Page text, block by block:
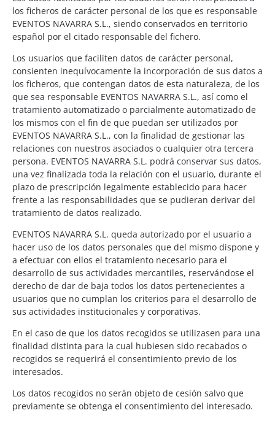
los ficheros de carácter personal de los que es responsable
EVENTOS NAVARRA S.L., siendo conservados en territorio
español por el citado responsable del fichero.
Los usuarios que faciliten datos de carácter personal,
consienten inequívocamente la incorporación de sus datos a
los ficheros, que contengan datos de esta naturaleza, de los
que sea responsable EVENTOS NAVARRA S.L., así como el
tratamiento automatizado o parcialmente automatizado de
los mismos con el fin de que puedan ser utilizados por
EVENTOS NAVARRA S.L., con la finalidad de gestionar las
relaciones con nuestros asociados o cualquier otra tercera
persona. EVENTOS NAVARRA S.L. podrá conservar sus datos,
una vez finalizada toda la relación con el usuario, durante el
plazo de prescripción legalmente establecido para hacer
frente a las responsabilidades que se pudieran derivar del
tratamiento de datos realizado.
EVENTOS NAVARRA S.L. queda autorizado por el usuario a
hacer uso de los datos personales que del mismo dispone y
a efectuar con ellos el tratamiento necesario para el
desarrollo de sus actividades mercantiles, reservándose el
derecho de dar de baja todos los datos pertenecientes a
usuarios que no cumplan los criterios para el desarrollo de
sus actividades institucionales y corporativas.
En el caso de que los datos recogidos se utilizasen para una
finalidad distinta para la cual hubiesen sido recabados o
recogidos se requerirá el consentimiento previo de los
interesados.
Los datos recogidos no serán objeto de cesión salvo que
previamente se obtenga el consentimiento del interesado.